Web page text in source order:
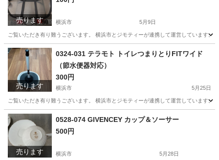
売ります 横浜市 5月9日
ご覧いただき有り難うございます。 横浜市とジモティーが連携して運営していま
神奈川 横浜市 リユース
売ります
0324-031 テラモト トイレつまりとりFITワイド
（節水便器対応）
300円
横浜市 5月25日
ご覧いただき有り難うございます。 横浜市とジモティーが連携して運営しています
神奈川 横浜市
売ります
0528-074 GIVENCEY カップ＆ソーサー
500円
横浜市 5月28日